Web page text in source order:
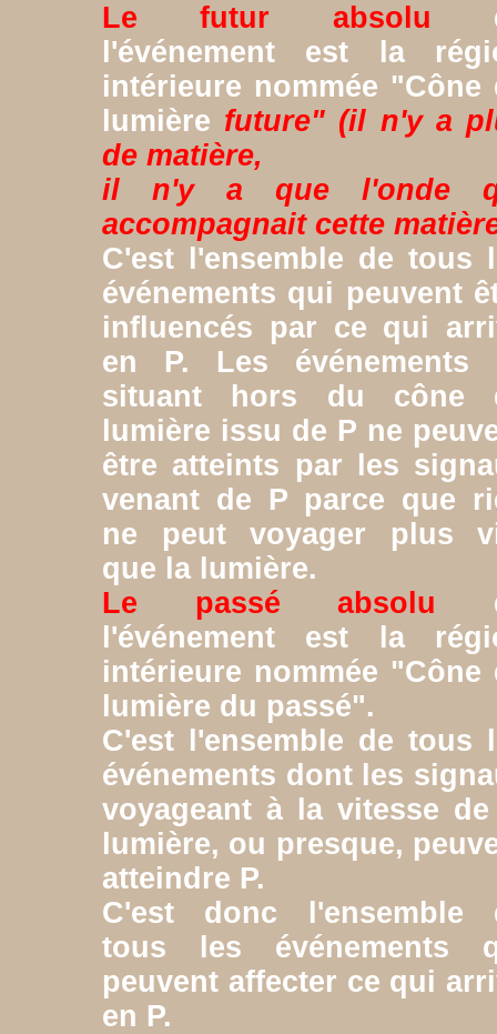
Le futur absolu
l'événement est la
intérieure nommée "Cône
lumière future" (il n'y a
de matière,
il n'y a que l'onde
accompagnait cette
C'est l'ensemble de tous
événements qui peuvent
influencés par ce qui
en P. Les événements
situant hors du cône
lumière issu de P ne
être atteints par les
venant de P parce que
ne peut voyager plus
que la lumière.
Le passé absolu
l'événement est la
intérieure nommée "Cône
lumière du passé".
C'est l'ensemble de tous
événements dont les
voyageant à la vitesse
lumière, ou presque,
atteindre P.
C'est donc l'ensemble
tous les événements
peuvent affecter ce qui
en P.